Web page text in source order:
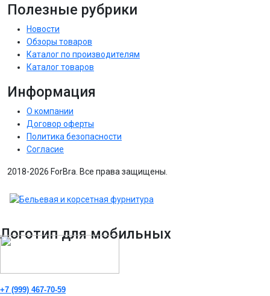
Полезные рубрики
Новости
Обзоры товаров
Каталог по производителям
Каталог товаров
Информация
О компании
Договор оферты
Политика безопасности
Согласие
2018-2026 ForBra. Все права защищены.
Логотип для мобильных
+7 (999) 467-70-59